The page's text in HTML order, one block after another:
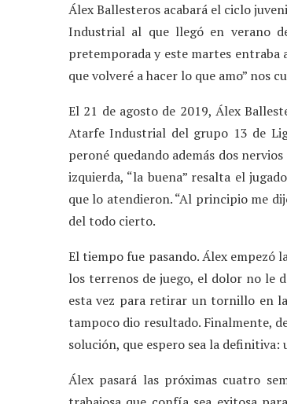
Álex Ballesteros acabará el ciclo
Industrial al que llegó en verano
pretemporada y este martes entraba
que volveré a hacer lo que amo” nos
El 21 de agosto de 2019, Álex
Atarfe Industrial del grupo 13 de
peroné quedando además dos
izquierda, “la buena” resalta el
que lo atendieron. “Al principio me
del todo cierto.
El tiempo fue pasando. Álex empezó
los terrenos de juego, el dolor no le
esta vez para retirar un tornillo en
tampoco dio resultado. Finalmente,
solución, que espero sea la
Álex pasará las próximas cuatro